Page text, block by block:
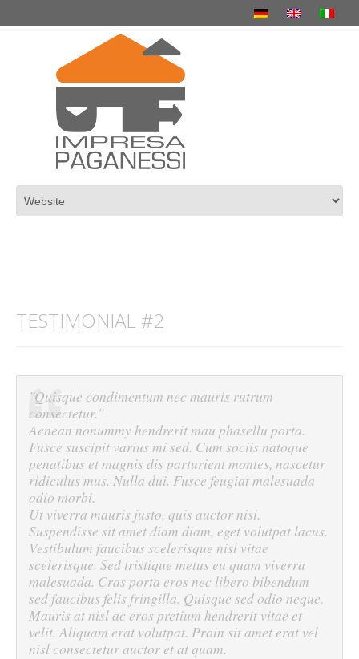
TESTIMONIAL #2
"Quisque condimentum nec mauris rutrum
consectetur."
Aenean nonummy hendrerit mau phasellu porta.
Fusce suscipit varius mi sed. Cum sociis natoque
penatibus et magnis dis parturient montes, nascetur
ridiculus mus. Nulla dui. Fusce feugiat malesuada
odio morbi.
Ut viverra mauris justo, quis auctor nisi.
Suspendisse sit amet diam diam, eget volutpat lacus.
Vestibulum faucibus scelerisque nisl vitae
scelerisque. Sed tristique metus eu quam viverra
malesuada. Cras porta eros nec libero bibendum
sed faucibus felis fringilla. Quisque sed odio neque.
Mauris at nisl ac eros pretium hendrerit vitae et
velit. Aliquam erat volutpat. Proin sit amet erat vel
nisl consectetur auctor et at quam.